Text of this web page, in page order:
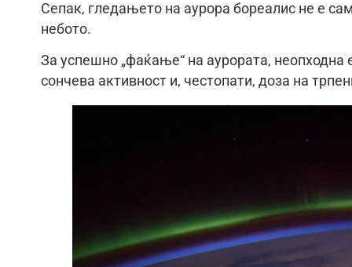
Сепак, гледањето на аурора бореалис не е
небото.
За успешно „фаќање“ на аурората,
сончева активност и, честопати, доза на